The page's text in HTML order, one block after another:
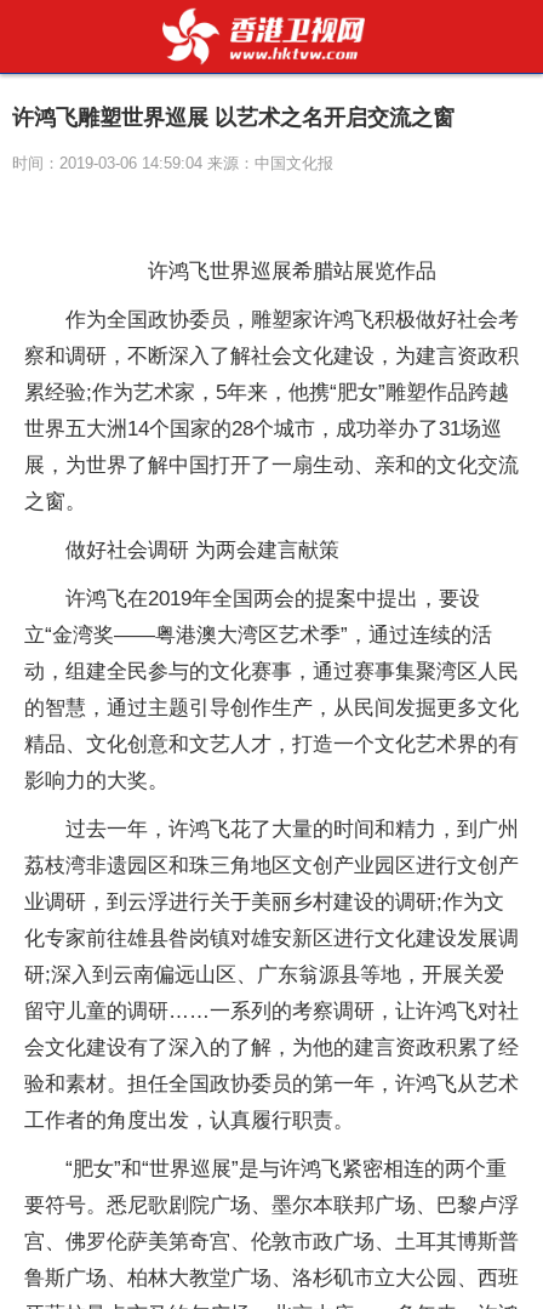
许鸿飞雕塑世界巡展 以艺术之名开启交流之窗
时间：2019-03-06 14:59:04 来源：中国文化报
许鸿飞世界巡展希腊站展览作品
作为全国政协委员，雕塑家许鸿飞积极做好社会考
察和调研，不断深入了解社会文化建设，为建言资政积
累经验;作为艺术家，5年来，他携“肥女”雕塑作品跨越
世界五大洲14个国家的28个城市，成功举办了31场巡
展，为世界了解中国打开了一扇生动、亲和的文化交流
之窗。
做好社会调研 为两会建言献策
许鸿飞在2019年全国两会的提案中提出，要设
立“金湾奖——粤港澳大湾区艺术季”，通过连续的活
动，组建全民参与的文化赛事，通过赛事集聚湾区人民
的智慧，通过主题引导创作生产，从民间发掘更多文化
精品、文化创意和文艺人才，打造一个文化艺术界的有
影响力的大奖。
过去一年，许鸿飞花了大量的时间和精力，到广州
荔枝湾非遗园区和珠三角地区文创产业园区进行文创产
业调研，到云浮进行关于美丽乡村建设的调研;作为文
化专家前往雄县昝岗镇对雄安新区进行文化建设发展调
研;深入到云南偏远山区、广东翁源县等地，开展关爱
留守儿童的调研……一系列的考察调研，让许鸿飞对社
会文化建设有了深入的了解，为他的建言资政积累了经
验和素材。担任全国政协委员的第一年，许鸿飞从艺术
工作者的角度出发，认真履行职责。
“肥女”和“世界巡展”是与许鸿飞紧密相连的两个重
要符号。悉尼歌剧院广场、墨尔本联邦广场、巴黎卢浮
宫、佛罗伦萨美第奇宫、伦敦市政广场、土耳其博斯普
鲁斯广场、柏林大教堂广场、洛杉矶市立大公园、西班